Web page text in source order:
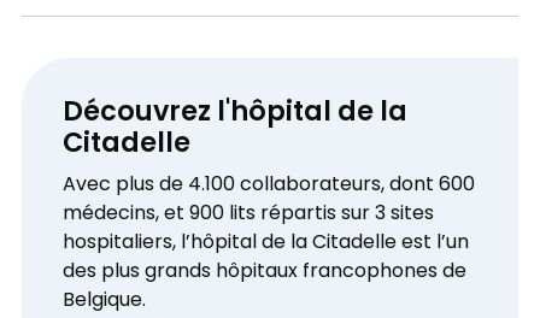
Découvrez l'hôpital de la
Citadelle
Avec plus de 4.100 collaborateurs, dont 600
médecins, et 900 lits répartis sur 3 sites
hospitaliers, l’hôpital de la Citadelle est l’un
des plus grands hôpitaux francophones de
Belgique.